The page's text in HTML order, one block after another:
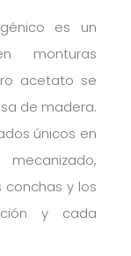
es un
monturas
acetato se
de madera.
únicos en
y los
y cada